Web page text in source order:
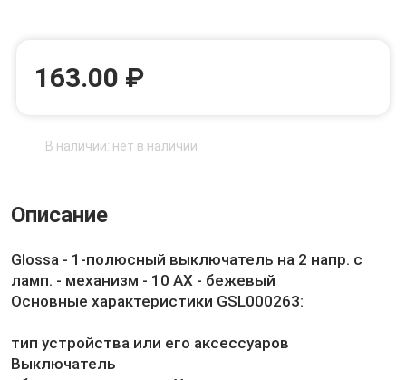
163.00 ₽
В наличии: нет в наличии
Описание
Glossa - 1-полюсный выключатель на 2 напр. с
ламп. - механизм - 10 AX - бежевый
Основные характеристики GSL000263:
тип устройства или его аксессуаров
Выключатель